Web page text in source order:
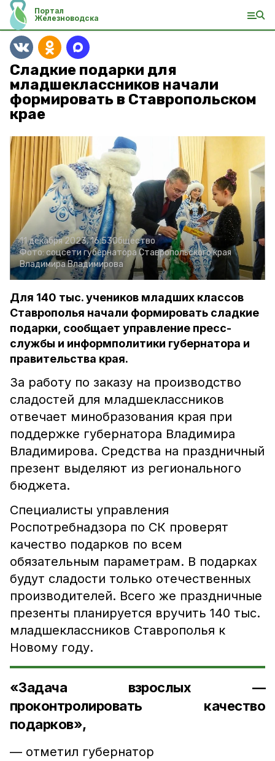
Портал
Железноводска
Сладкие подарки для
младшеклассников начали
формировать в Ставропольском
крае
11 декабря 2023, 16:53Общество
Фото:соцсети губернатора Ставропольского края
Владимира Владимирова
Для 140 тыс. учеников младших классов
Ставрополья начали формировать сладкие
подарки, сообщает управление пресс-
службы и информполитики губернатора и
правительства края.
За работу по заказу на производство
сладостей для младшеклассников
отвечает минобразования края при
поддержке губернатора Владимира
Владимирова. Средства на праздничный
презент выделяют из регионального
бюджета.
Специалисты управления
Роспотребнадзора по СК проверят
качество подарков по всем
обязательным параметрам. В подарках
будут сладости только отечественных
производителей. Всего же праздничные
презенты планируется вручить 140 тыс.
младшеклассников Ставрополья к
Новому году.
«Задача взрослых —
проконтролировать качество
подарков»,
— отметил губернатор